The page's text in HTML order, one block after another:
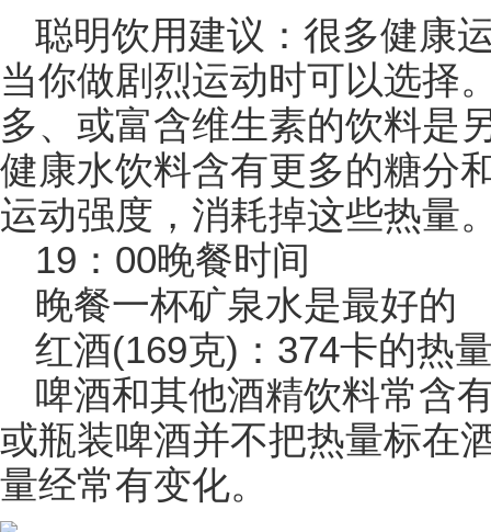
聪明饮用建议：很多健康
当你做剧烈运动时可以选择
多、或富含维生素的饮料是
健康水饮料含有更多的糖分
运动强度，消耗掉这些热量
19：00晚餐时间
晚餐一杯矿泉水是最好的
红酒(169克)：374卡的热
啤酒和其他酒精饮料常含
或瓶装啤酒并不把热量标在
量经常有变化。